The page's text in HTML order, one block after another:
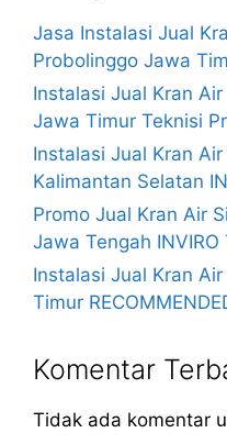
Jasa Instalasi Jual
Probolinggo Jawa
Instalasi Jual Kran
Jawa Timur Teknisi
Instalasi Jual Kran
Kalimantan Selatan
Promo Jual Kran Air
Jawa Tengah INVIRO
Instalasi Jual Kran
Timur
Komentar
Tidak ada komentar